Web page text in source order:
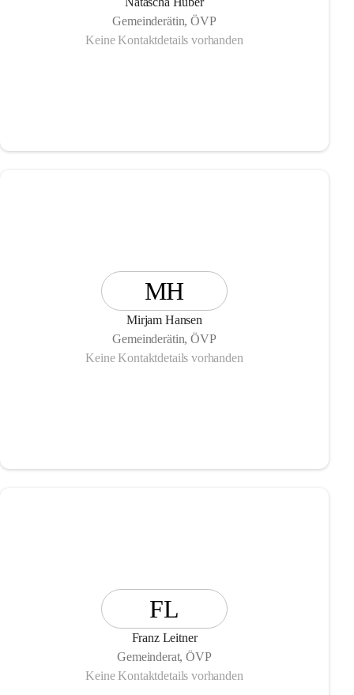
Gemeinderätin, ÖVP
Keine Kontaktdetails vorhanden
MH
Mirjam Hansen
Gemeinderätin, ÖVP
Keine Kontaktdetails vorhanden
FL
Franz Leitner
Gemeinderat, ÖVP
Keine Kontaktdetails vorhanden